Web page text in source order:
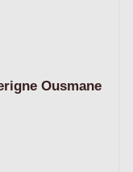
Ousmane